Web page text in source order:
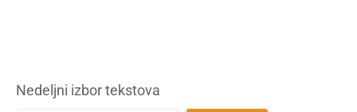
Nedeljni izbor tekstova